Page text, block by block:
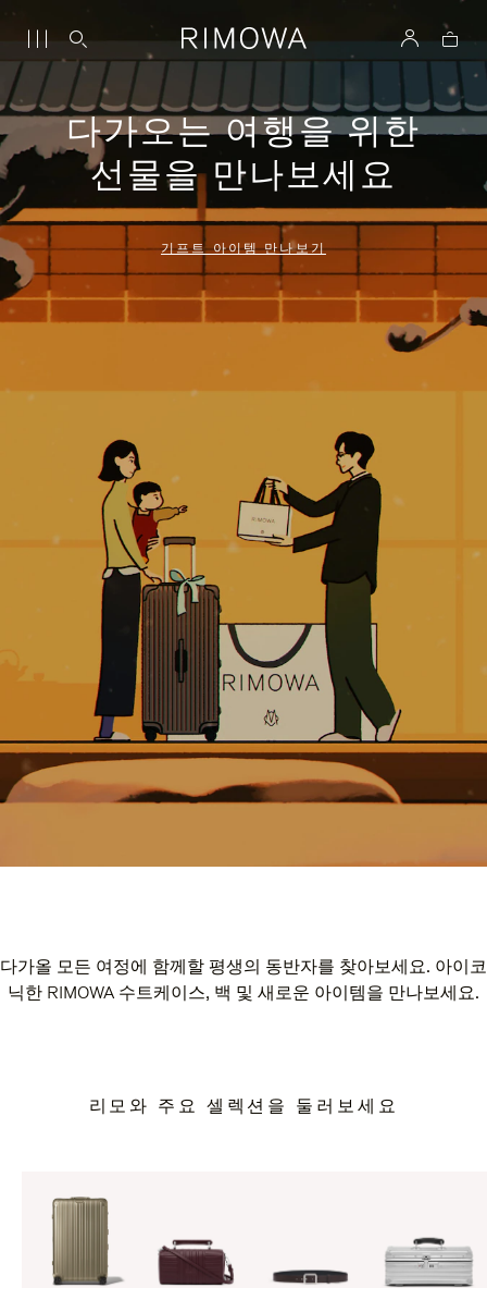
다가오는 여행을 위한
선물을 만나보세요
기프트 아이템 만나보기
다가올 모든 여정에 함께할 평생의 동반자를 찾아보세요. 아이코
닉한 RIMOWA 수트케이스, 백 및 새로운 아이템을 만나보세요.
리모와 주요 셀렉션을 둘러보세요